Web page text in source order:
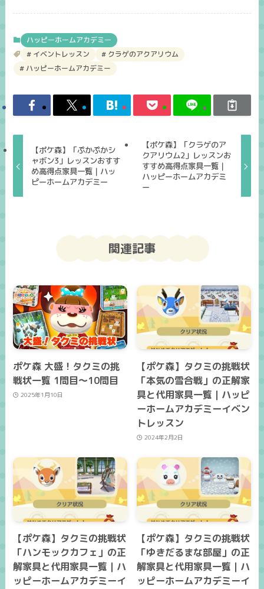
ハッピーホームアカデミー
イベントレッスン
クラゲのアクアリウム
ハッピーホームアカデミー
【ポケ森】「ぷかぷかシ
ャボン3」レッスンおすす
め高得点家具一覧｜ハッ
ピーホームアカデミー
【ポケ森】「クラゲのア
クアリウム2」レッスンお
すすめ高得点家具一覧｜
ハッピーホームアカデミ
ー
関連記事
ポケ森 大盛！タクミの挑
戦状一覧 1問目～10問目
2025年1月10日
【ポケ森】タクミの挑戦状
「本気の雪合戦」の正解家
具と代用家具一覧｜ハッピ
ーホームアカデミーイベン
トレッスン
2024年2月2日
【ポケ森】タクミの挑戦状
「ハンモックカフェ」の正
解家具と代用家具一覧｜ハ
ッピーホームアカデミーイ
【ポケ森】タクミの挑戦状
「ゆきだるまな部屋」の正
解家具と代用家具一覧｜ハ
ッピーホームアカデミーイ